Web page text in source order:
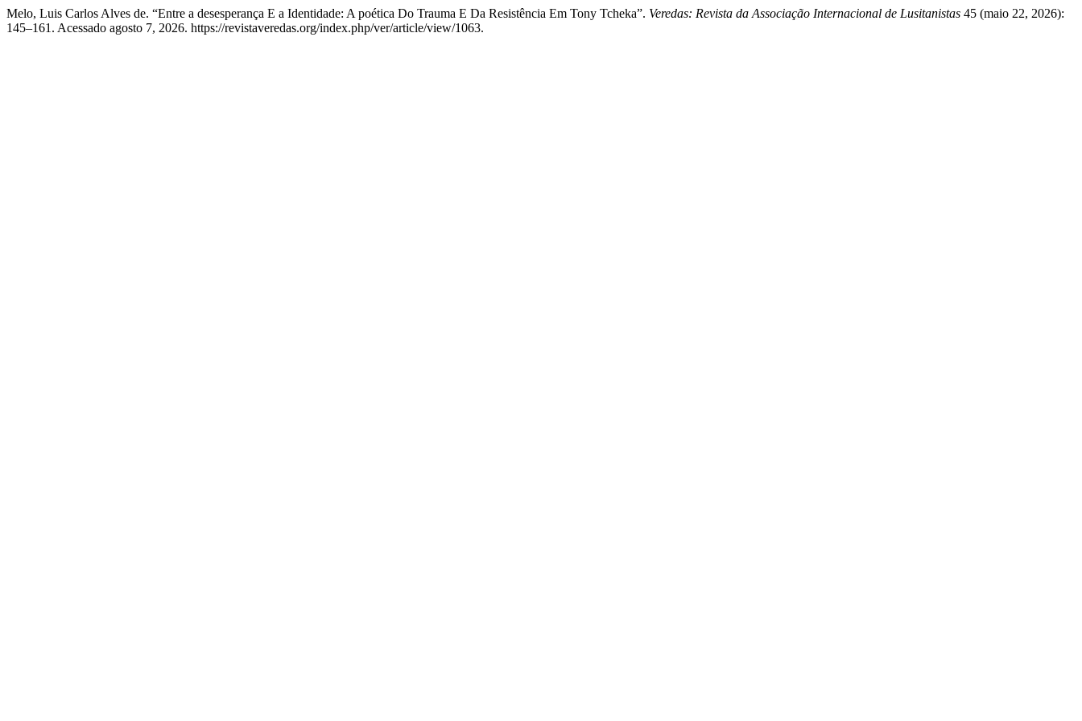
Melo, Luis Carlos Alves de. “Entre a desesperança E a Identidade: A poética Do Trauma E Da Resistência Em Tony Tcheka”. Veredas: Revista da Associação Internacional de Lusitanistas 45 (maio 22, 2026):
145–161. Acessado agosto 7, 2026. https://revistaveredas.org/index.php/ver/article/view/1063.